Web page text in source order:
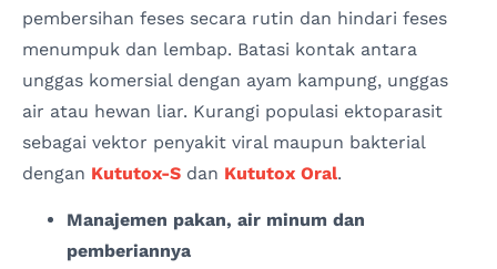
pembersihan feses secara rutin dan hindari feses
menumpuk dan lembap. Batasi kontak antara
unggas komersial dengan ayam kampung, unggas
air atau hewan liar. Kurangi populasi ektoparasit
sebagai vektor penyakit viral maupun bakterial
dengan Kututox-S dan Kututox Oral.
Manajemen pakan, air minum dan
pemberiannya